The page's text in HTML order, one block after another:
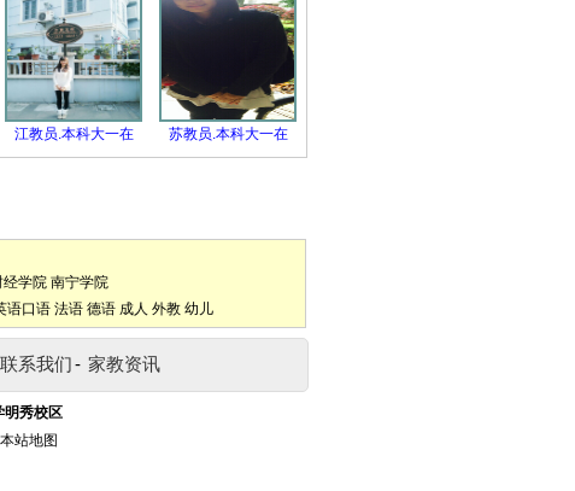
江教员.本科大一在 苏教员.本科大一在
经学院 南宁学院
语口语 法语 德语 成人 外教 幼儿
联系我们- 家教资讯
明秀校区
本站地图